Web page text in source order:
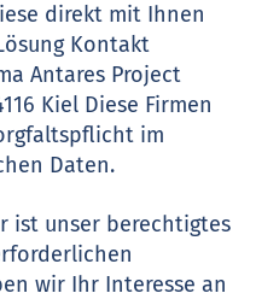
direkt mit Ihnen
Kontakt
Antares Project
Kiel Diese Firmen
im
Daten.
ist unser berechtigtes
wir Ihr Interesse an